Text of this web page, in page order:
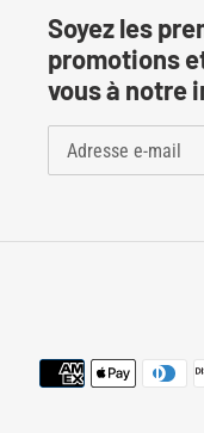
Soyez les
promotions
vous à notre